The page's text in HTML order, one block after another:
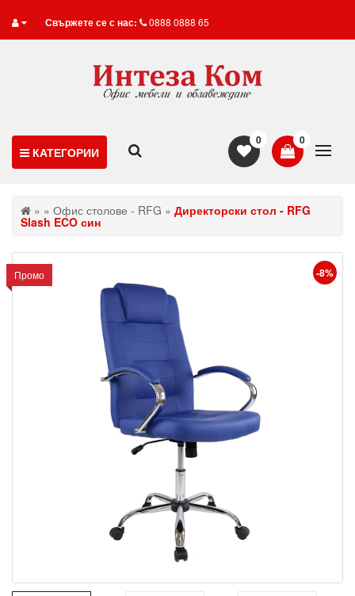
Свържете се с нас: 0888 0888 65
КАТЕГОРИИ
0
0
» » Офис столове - RFG » Директорски стол - RFG
Slash ECO син
Промо -8%